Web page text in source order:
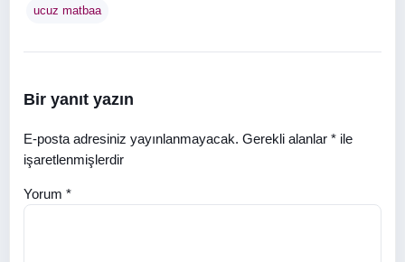
ucuz matbaa
Bir yanıt yazın
E-posta adresiniz yayınlanmayacak. Gerekli alanlar * ile
işaretlenmişlerdir
Yorum *